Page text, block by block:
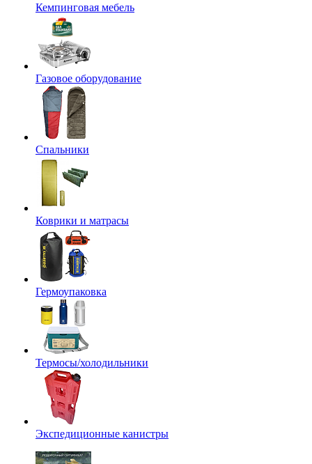
Кемпинговая мебель
Газовое оборудование
Спальники
Коврики и матрасы
Гермоупаковка
Термосы/холодильники
Экспедиционные канистры